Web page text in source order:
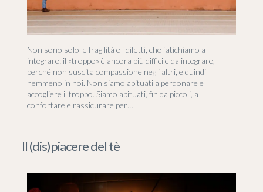
Non sono solo le fragilità e i difetti, che fatichiamo a
integrare: il «troppo» è ancora più difficile da integrare,
perché non suscita compassione negli altri, e quindi
nemmeno in noi. Non siamo abituati a perdonare e
accogliere il troppo. Siamo abituati, fin da piccoli, a
confortare e rassicurare per…
Il (dis)piacere del tè